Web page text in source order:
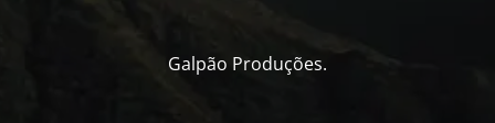
Galpão Produções.